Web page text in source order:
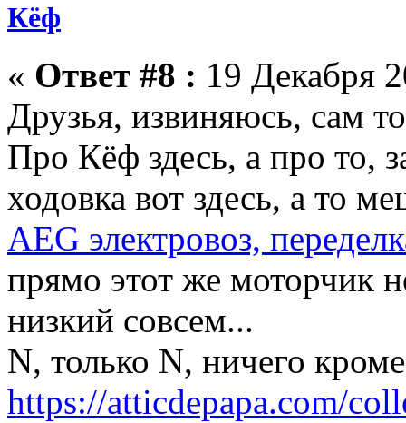
Кёф
« Ответ #8 : 19 Декабря
Друзья, извиняюсь, сам
Про Кёф здесь, а про то,
ходовка вот здесь, а то
AEG электровоз,
прямо этот же моторчик
низкий совсем...
N, только N, ничего
https://atticdepapa.com/